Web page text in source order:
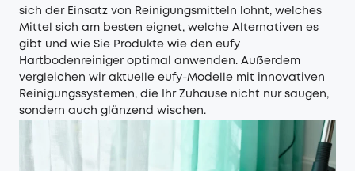
sich der Einsatz von Reinigungsmitteln lohnt, welches
Mittel sich am besten eignet, welche Alternativen es
gibt und wie Sie Produkte wie den eufy
Hartbodenreiniger optimal anwenden. Außerdem
vergleichen wir aktuelle eufy-Modelle mit innovativen
Reinigungssystemen, die Ihr Zuhause nicht nur saugen,
sondern auch glänzend wischen.